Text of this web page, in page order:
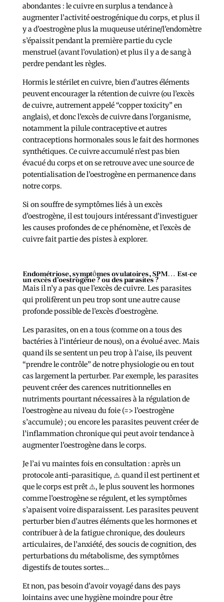
abondantes : le cuivre en surplus a tendance à
augmenter l’activité oestrogénique du corps, et plus il
y a d’oestrogène plus la muqueuse utérine/l’endomètre
s’épaissit pendant la première partie du cycle
menstruel (avant l’ovulation) et plus il y a de sang à
perdre pendant les règles.
Hormis le stérilet en cuivre, bien d’autres éléments
peuvent encourager la rétention de cuivre (ou l’excès
de cuivre, autrement appelé “copper toxicity” en
anglais), et donc l’excès de cuivre dans l’organisme,
notamment la pilule contraceptive et autres
contraceptions hormonales sous le fait des hormones
synthétiques. Ce cuivre accumulé n’est pas bien
évacué du corps et on se retrouve avec une source de
potentialisation de l’oestrogène en permanence dans
notre corps.
Si on souffre de symptômes liés à un excès
d’oestrogène, il est toujours intéressant d’investiguer
les causes profondes de ce phénomène, et l’excès de
cuivre fait partie des pistes à explorer.
Endométriose, symptômes ovulatoires, SPM… Est-ce
un excès d’oestrogène ? ou des parasites ?
Mais il n’y a pas que l’excès de cuivre. Les parasites
qui prolifèrent un peu trop sont une autre cause
profonde possible de l’excès d’oestrogène.
Les parasites, on en a tous (comme on a tous des
bactéries à l’intérieur de nous), on a évolué avec. Mais
quand ils se sentent un peu trop à l’aise, ils peuvent
“prendre le contrôle” de notre physiologie ou en tout
cas largement la perturber. Par exemple, les parasites
peuvent créer des carences nutritionnelles en
nutriments pourtant nécessaires à la régulation de
l’oestrogène au niveau du foie (=> l’oestrogène
s’accumule) ; ou encore les parasites peuvent créer de
l’inflammation chronique qui peut avoir tendance à
augmenter l’oestrogène dans le corps.
Je l’ai vu maintes fois en consultation : après un
protocole anti-parasitique, ⚠️ quand il est pertinent et
que le corps est prêt ⚠️, le plus souvent les hormones
comme l’oestrogène se régulent, et les symptômes
s’apaisent voire disparaissent. Les parasites peuvent
perturber bien d’autres éléments que les hormones et
contribuer à de la fatigue chronique, des douleurs
articulaires, de l’anxiété, des soucis de cognition, des
perturbations du métabolisme, des symptômes
digestifs de toutes sortes…
Et non, pas besoin d’avoir voyagé dans des pays
lointains avec une hygiène moindre pour être